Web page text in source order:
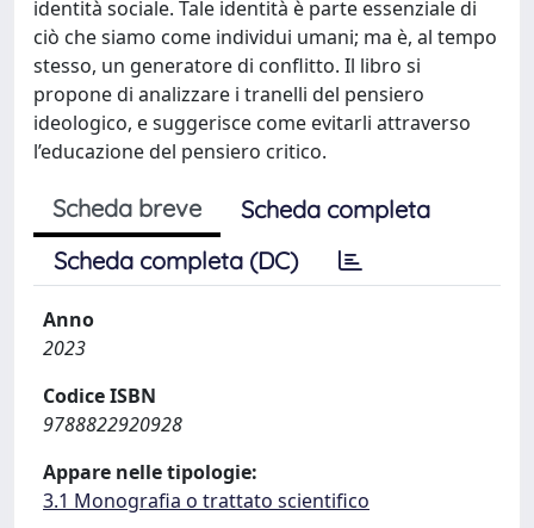
identità sociale. Tale identità è parte essenziale di
ciò che siamo come individui umani; ma è, al tempo
stesso, un generatore di conflitto. Il libro si
propone di analizzare i tranelli del pensiero
ideologico, e suggerisce come evitarli attraverso
l’educazione del pensiero critico.
Scheda breve
Scheda completa
Scheda completa (DC)
Anno
2023
Codice ISBN
9788822920928
Appare nelle tipologie:
3.1 Monografia o trattato scientifico